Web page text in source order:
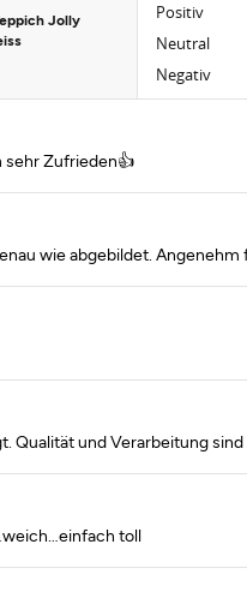
Jolly
Positiv
Neutral
Negativ
sehr Zufrieden👍
wie abgebildet.
Qualität und Verarbeitung
toll